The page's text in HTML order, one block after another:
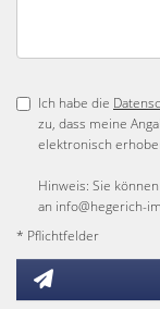
Ich habe die
zu, dass meine
elektronisch
Hinweis: Sie
an info@hegerich-
* Pflichtfelder